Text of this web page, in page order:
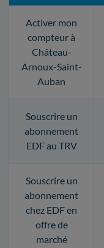
Activer mon
compteur à
Château-
Arnoux-Saint-
Auban
Souscrire un
abonnement
EDF au TRV
Souscrire un
abonnement
chez EDF en
offre de
marché